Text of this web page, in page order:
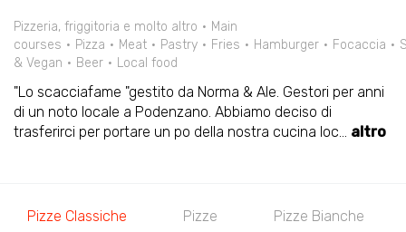
Pizzeria, friggitoria e molto altro
Main
courses
Pizza Meat Pastry Fries Hamburger Focaccia
& Vegan
Beer Local food
"Lo scacciafame "gestito da Norma & Ale. Gestori per anni
di un noto locale a Podenzano. Abbiamo deciso di
trasferirci per portare un po della nostra cucina loc... altro
Pizze Classiche Pizze Pizze Bianche